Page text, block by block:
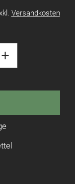
+
Versandkosten